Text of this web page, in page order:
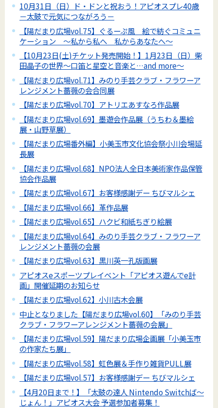
10月31日（日）ド・ドンと祝おう！アピオスプレ40歳
－太鼓で元気につながろう－
【陽だまり広場vol.75】ぐるーぷ風 絵で紡ぐコミュニ
ケーション ～私から私へ 私からあなたへ～
【10月23日(土)チケット発売開始！】1月23日（日）柴
田晶子の世界～口笛と星空と音楽と…and more～
【陽だまり広場vol.71】みのり手芸クラブ・フラワーア
レンジメント薔薇の会合同展
【陽だまり広場vol.70】アトリエあすなろ作品展
【陽だまり広場vol.69】墨遊会作品展（うちわ＆墨絵
展・山野草展）
【陽だまり広場番外編】小美玉市文化協会祭小川会場延
長展
【陽だまり広場vol.68】NPO法人全日本美術家作品保管
協会作品展
【陽だまり広場vol.67】お客様感謝デー ちびマルシェ
【陽だまり広場vol.66】革作品展
【陽だまり広場vol.65】ハクビ和紙ちぎり絵展
【陽だまり広場vol.64】みのり手芸クラブ・フラワーア
レンジメント薔薇の会展
【陽だまり広場vol.63】黒川英一孔版画展
アピオスeスポーツプレイベント「アピオス遊んでe計
画」開催延期のお知らせ
【陽だまり広場vol.62】小川古木会展
中止となりました【陽だまり広場vol.60】「みのり手芸
クラブ・フラワーアレンジメント薔薇の会展」
【陽だまり広場vol.59】陽だまり広場企画展「小美玉市
の作家たち展」
【陽だまり広場vol.58】虹色展＆手作り雑貨PULL展
【陽だまり広場vol.57】お客様感謝デー ちびマルシェ
【4月20日まで！】「太鼓の達人 Nintendo Switchば～
じょん！」アピオス大会 予選参加者募集！